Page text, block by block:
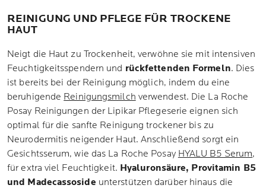
REINIGUNG UND PFLEGE FÜR TROCKENE
HAUT
Neigt die Haut zu Trockenheit, verwöhne sie mit intensiven
Feuchtigkeitsspendern und rückfettenden Formeln. Dies
ist bereits bei der Reinigung möglich, indem du eine
beruhigende Reinigungsmilch verwendest. Die La Roche
Posay Reinigungen der Lipikar Pflegeserie eignen sich
optimal für die sanfte Reinigung trockener bis zu
Neurodermitis neigender Haut. Anschließend sorgt ein
Gesichtsserum, wie das La Roche Posay HYALU B5 Serum,
für extra viel Feuchtigkeit. Hyaluronsäure, Provitamin B5
und Madecassoside unterstützen darüber hinaus die